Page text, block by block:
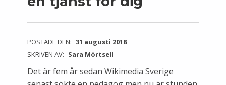
POSTADE DEN: 31 augusti 2018
SKRIVEN AV: Sara Mörtsell
Det är fem år sedan Wikimedia Sverige